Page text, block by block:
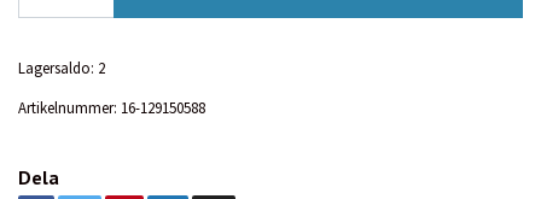
Lagersaldo: 2
Artikelnummer: 16-129150588
Dela